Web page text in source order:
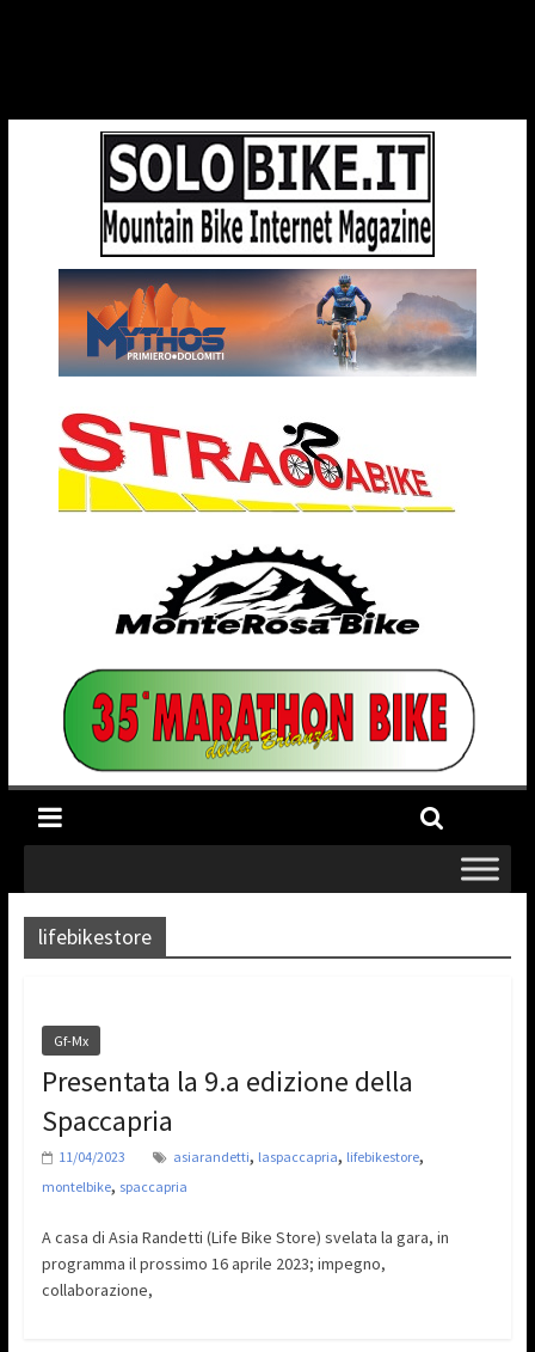
lifebikestore
Gf-Mx
Presentata la 9.a edizione della
Spaccapria
11/04/2023 asiarandetti, laspaccapria, lifebikestore,
montelbike, spaccapria
A casa di Asia Randetti (Life Bike Store) svelata la gara, in
programma il prossimo 16 aprile 2023; impegno,
collaborazione,